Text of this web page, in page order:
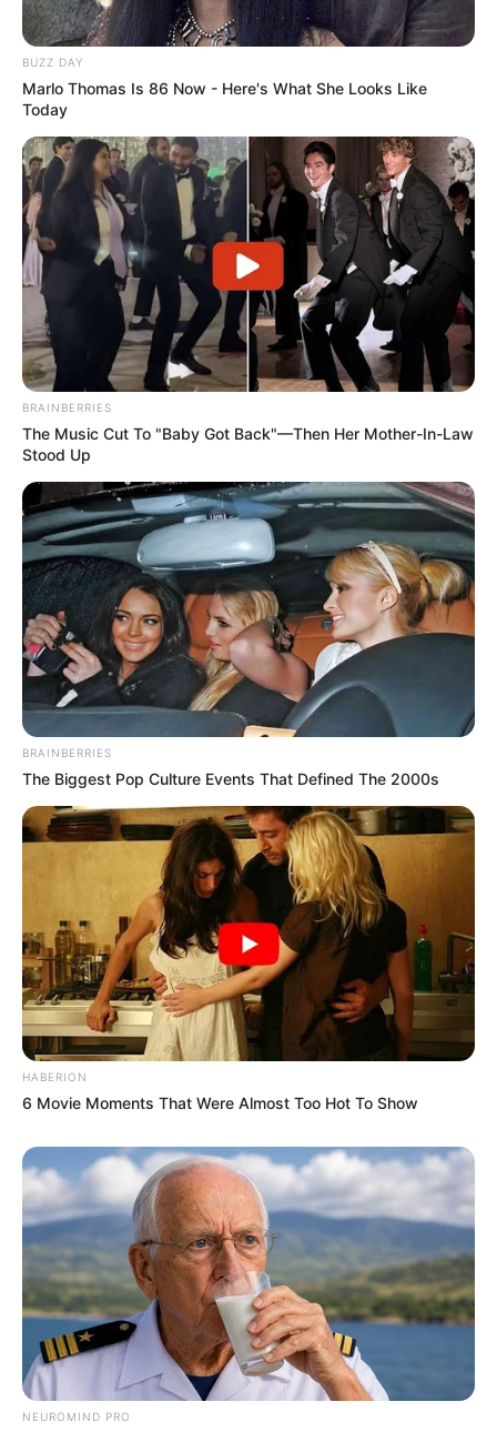
Navigation
des
articles
←PRIX FIDES QUINTE 19-05-
2023
25-05-2023→
BUZZ DAY
Marlo Thomas Is 86 Now - Here's What She Looks Like
Today
BRAINBERRIES
The Music Cut To "Baby Got Back"—Then Her Mother-In-Law
Stood Up
BRAINBERRIES
The Biggest Pop Culture Events That Defined The 2000s
HABERION
6 Movie Moments That Were Almost Too Hot To Show
NEUROMIND PRO